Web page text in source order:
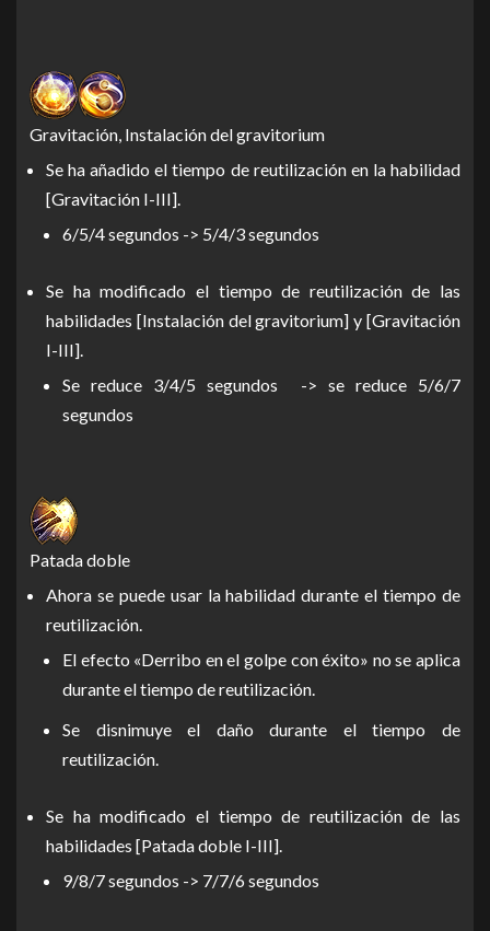
Gravitación, Instalación del gravitorium
Se ha añadido el tiempo de reutilización en la habilidad
[Gravitación I-III].
6/5/4 segundos -> 5/4/3 segundos
Se ha modificado el tiempo de reutilización de las
habilidades [Instalación del gravitorium] y [Gravitación
I-III].
Se reduce 3/4/5 segundos -> se reduce 5/6/7
segundos
Patada doble
Ahora se puede usar la habilidad durante el tiempo de
reutilización.
El efecto «Derribo en el golpe con éxito» no se aplica
durante el tiempo de reutilización.
Se disnimuye el daño durante el tiempo de
reutilización.
Se ha modificado el tiempo de reutilización de las
habilidades [Patada doble I-III].
9/8/7 segundos -> 7/7/6 segundos